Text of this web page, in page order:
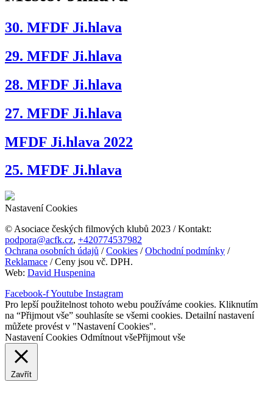
30. MFDF Ji.hlava
29. MFDF Ji.hlava
28. MFDF Ji.hlava
27. MFDF Ji.hlava
MFDF Ji.hlava 2022
25. MFDF Ji.hlava
Nastavení Cookies
© Asociace českých filmových klubů 2023 / Kontakt:
podpora@acfk.cz, +420774537982
Ochrana osobních údajů /Cookies /Obchodní podmínky /
Reklamace / Ceny jsou vč. DPH.
Web: David Huspenina
Facebook-fYoutube Instagram
Pro lepší použitelnost tohoto webu používáme cookies. Kliknutím
na “Přijmout vše” souhlasíte se všemi cookies. Detailní nastavení
můžete provést v "Nastavení Cookies".
Nastavení Cookies Odmítnout všePřijmout vše
Zavřít